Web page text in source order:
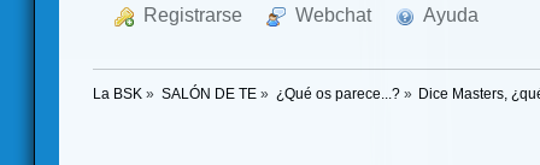
Registrarse Webchat Ayuda
La BSK » SALÓN DE TE » ¿Qué os parece...?» Dice Masters,